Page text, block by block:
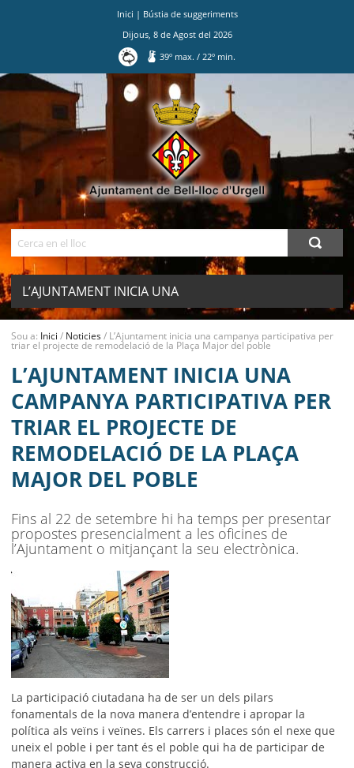
Inici | Bústia de suggeriments
Dijous, 8de Agostdel 2026
39º max./ 22º min.
L’AJUNTAMENT INICIA UNA
CAMPANYA PARTICIPATIVA PER TRIAR
EL PROJECTE DE REMODELACIÓ DE LA
PLAÇA MAJOR DEL POBLE
MENU
AJUNTAMENT
MUNICIPI
SEU ELECTRÒNICA
BELL-LLOC SOLUCIONA
Sou a: Inici / Noticies/ L’Ajuntament inicia una campanya participativa per
triar el projecte de remodelació de la Plaça Major del poble
L’AJUNTAMENT INICIA UNA
CAMPANYA PARTICIPATIVA PER
TRIAR EL PROJECTE DE
REMODELACIÓ DE LA PLAÇA
MAJOR DEL POBLE
Fins al 22 de setembre hi ha temps per presentar
propostes presencialment a les oficines de
l’Ajuntament o mitjançant la seu electrònica.
La participació ciutadana ha de ser un dels pilars
fonamentals de la nova manera d’entendre i apropar la
política als veïns i veïnes. Els carrers i places són el nexe que
uneix el poble i per tant és el poble qui ha de participar de
manera activa en la seva construcció.